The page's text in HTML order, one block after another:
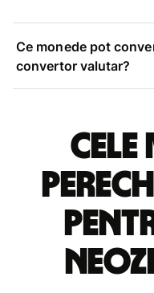
Ce monede pot
convertor valutar?
Cele